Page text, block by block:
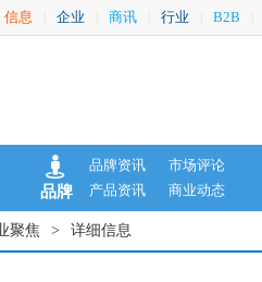
信息 企业 商讯 行业 B2B
品牌
品牌资讯
市场评论
产品资讯
商业动态
聚焦 > 详细信息